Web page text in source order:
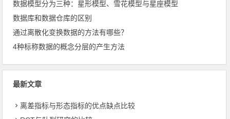
通过离散化变换数据的方法有哪些？
4种标称数据的概念分层的产生方法
离差指标与形态指标的优点缺点比较
什么是历史性与前瞻性队列研究？